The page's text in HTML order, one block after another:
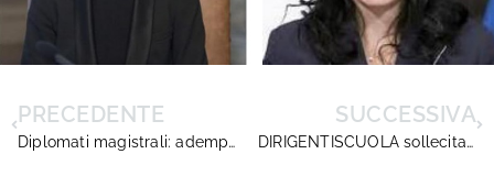
PRECEDENTE
Diplomati magistrali: adempimenti delle scuole
SUCCESSIVA
DIRIGENTISCUOLA sollecita la formulazione di un o.d.g. per l’incontro del 5 febbraio al MIUR